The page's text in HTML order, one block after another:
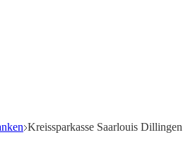
Kreissparkasse Saarlouis Dillingen